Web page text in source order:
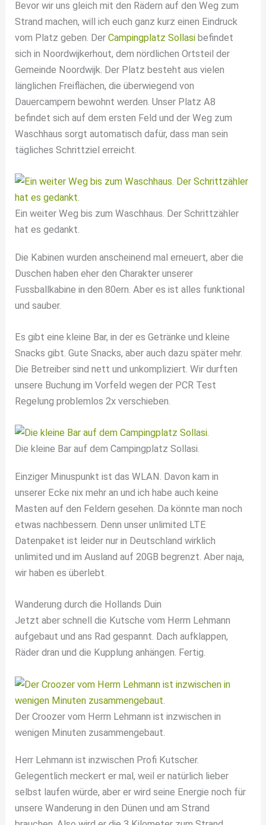
Bevor wir uns gleich mit den Rädern auf den Weg zum
Strand machen, will ich euch ganz kurz einen Eindruck
vom Platz geben. DerCampingplatz Sollasi befindet
sich in Noordwijkerhout, dem nördlichen Ortsteil der
Gemeinde Noordwijk. Der Platz besteht aus vielen
länglichen Freiflächen, die überwiegend von
Dauercampern bewohnt werden. Unser Platz A8
befindet sich auf dem ersten Feld und der Weg zum
Waschhaus sorgt automatisch dafür, dass man sein
tägliches Schrittziel erreicht.
Ein weiter Weg bis zum Waschhaus. Der Schrittzähler
hat es gedankt.
Die Kabinen wurden anscheinend mal erneuert, aber die
Duschen haben eher den Charakter unserer
Fussballkabine in den 80ern. Aber es ist alles funktional
und sauber.
Es gibt eine kleine Bar, in der es Getränke und kleine
Snacks gibt. Gute Snacks, aber auch dazu später mehr.
Die Betreiber sind nett und unkompliziert. Wir durften
unsere Buchung im Vorfeld wegen der PCR Test
Regelung problemlos 2x verschieben.
Die kleine Bar auf dem Campingplatz Sollasi.
Einziger Minuspunkt ist das WLAN. Davon kam in
unserer Ecke nix mehr an und ich habe auch keine
Masten auf den Feldern gesehen. Da könnte man noch
etwas nachbessern. Denn unser unlimited LTE
Datenpaket ist leider nur in Deutschland wirklich
unlimited und im Ausland auf 20GB begrenzt. Aber naja,
wir haben es überlebt.
Wanderung durch die Hollands Duin
Jetzt aber schnell die Kutsche vom Herrn Lehmann
aufgebaut und ans Rad gespannt. Dach aufklappen,
Räder dran und die Kupplung anhängen. Fertig.
Der Croozer vom Herrn Lehmann ist inzwischen in
wenigen Minuten zusammengebaut.
Herr Lehmann ist inzwischen Profi Kutscher.
Gelegentlich meckert er mal, weil er natürlich lieber
selbst laufen würde, aber er wird seine Energie noch für
unsere Wanderung in den Dünen und am Strand